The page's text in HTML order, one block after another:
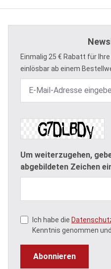
Einmalig 25 € Rabatt für
einlösbar ab einem
Um weiterzugehen,
abgebildeten Zeichen
Ich habe die
Kenntnis genommen
Abonnieren